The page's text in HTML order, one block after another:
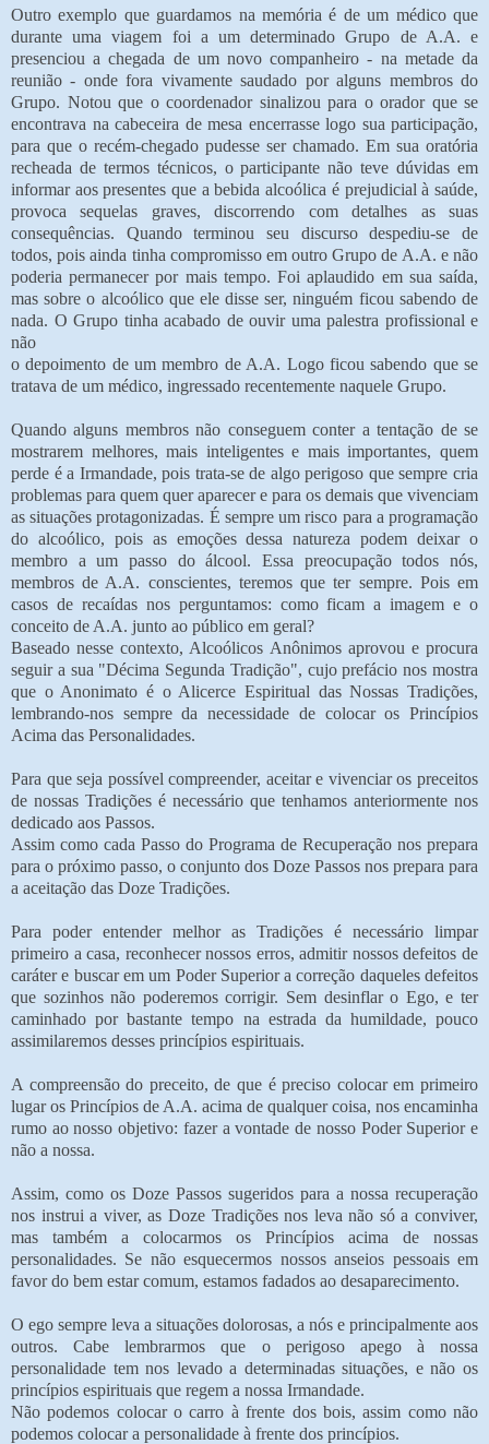
Outro exemplo que guardamos na memória é de um médico que
durante uma viagem foi a um determinado Grupo de A.A. e
presenciou a chegada de um novo companheiro - na metade da
reunião - onde fora vivamente saudado por alguns membros do
Grupo. Notou que o coordenador sinalizou para o orador que se
encontrava na cabeceira de mesa encerrasse logo sua participação,
para que o recém-chegado pudesse ser chamado. Em sua oratória
recheada de termos técnicos, o participante não teve dúvidas em
informar aos presentes que a bebida alcoólica é prejudicial à saúde,
provoca sequelas graves, discorrendo com detalhes as suas
consequências. Quando terminou seu discurso despediu-se de
todos, pois ainda tinha compromisso em outro Grupo de A.A. e não
poderia permanecer por mais tempo. Foi aplaudido em sua saída,
mas sobre o alcoólico que ele disse ser, ninguém ficou sabendo de
nada. O Grupo tinha acabado de ouvir uma palestra profissional e
não
o depoimento de um membro de A.A. Logo ficou sabendo que se
tratava de um médico, ingressado recentemente naquele Grupo.
Quando alguns membros não conseguem conter a tentação de se
mostrarem melhores, mais inteligentes e mais importantes, quem
perde é a Irmandade, pois trata-se de algo perigoso que sempre cria
problemas para quem quer aparecer e para os demais que vivenciam
as situações protagonizadas. É sempre um risco para a programação
do alcoólico, pois as emoções dessa natureza podem deixar o
membro a um passo do álcool. Essa preocupação todos nós,
membros de A.A. conscientes, teremos que ter sempre. Pois em
casos de recaídas nos perguntamos: como ficam a imagem e o
conceito de A.A. junto ao público em geral?
Baseado nesse contexto, Alcoólicos Anônimos aprovou e procura
seguir a sua "Décima Segunda Tradição", cujo prefácio nos mostra
que o Anonimato é o Alicerce Espiritual das Nossas Tradições,
lembrando-nos sempre da necessidade de colocar os Princípios
Acima das Personalidades.
Para que seja possível compreender, aceitar e vivenciar os preceitos
de nossas Tradições é necessário que tenhamos anteriormente nos
dedicado aos Passos.
Assim como cada Passo do Programa de Recuperação nos prepara
para o próximo passo, o conjunto dos Doze Passos nos prepara para
a aceitação das Doze Tradições.
Para poder entender melhor as Tradições é necessário limpar
primeiro a casa, reconhecer nossos erros, admitir nossos defeitos de
caráter e buscar em um Poder Superior a correção daqueles defeitos
que sozinhos não poderemos corrigir. Sem desinflar o Ego, e ter
caminhado por bastante tempo na estrada da humildade, pouco
assimilaremos desses princípios espirituais.
A compreensão do preceito, de que é preciso colocar em primeiro
lugar os Princípios de A.A. acima de qualquer coisa, nos encaminha
rumo ao nosso objetivo: fazer a vontade de nosso Poder Superior e
não a nossa.
Assim, como os Doze Passos sugeridos para a nossa recuperação
nos instrui a viver, as Doze Tradições nos leva não só a conviver,
mas também a colocarmos os Princípios acima de nossas
personalidades. Se não esquecermos nossos anseios pessoais em
favor do bem estar comum, estamos fadados ao desaparecimento.
O ego sempre leva a situações dolorosas, a nós e principalmente aos
outros. Cabe lembrarmos que o perigoso apego à nossa
personalidade tem nos levado a determinadas situações, e não os
princípios espirituais que regem a nossa Irmandade.
Não podemos colocar o carro à frente dos bois, assim como não
podemos colocar a personalidade à frente dos princípios.